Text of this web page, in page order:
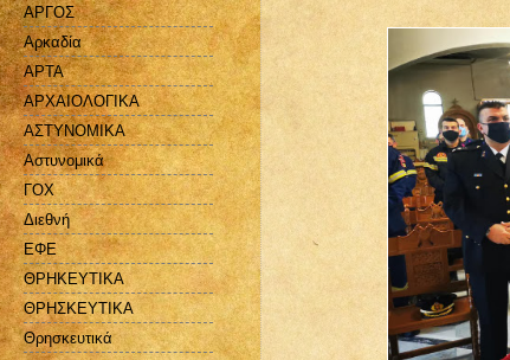
ΑΡΓΟΣ
Αρκαδία
ΑΡΤΑ
ΑΡΧΑΙΟΛΟΓΙΚΑ
ΑΣΤΥΝΟΜΙΚΑ
Αστυνομικά
ΓΟΧ
Διεθνή
ΕΦΕ
ΘΡΗΚΕΥΤΙΚΑ
ΘΡΗΣΚΕΥΤΙΚΑ
Θρησκευτικά